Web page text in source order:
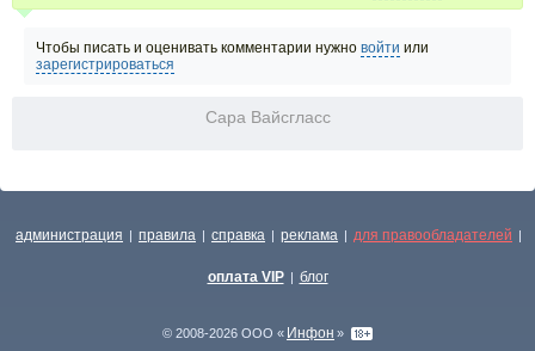
Чтобы писать и оценивать комментарии нужно войти или
зарегистрироваться
Сара Вайсгласс
администрация | правила | справка | реклама | для правообладателей |
оплата VIP | блог
© 2008-2026 ООО « Инфон »